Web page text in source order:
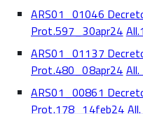
ARS01_01046
Prot.597_30apr24 All.1
ARS01_01137
Prot.480_08apr24 All.
ARS01_00861
Prot.178_14feb24